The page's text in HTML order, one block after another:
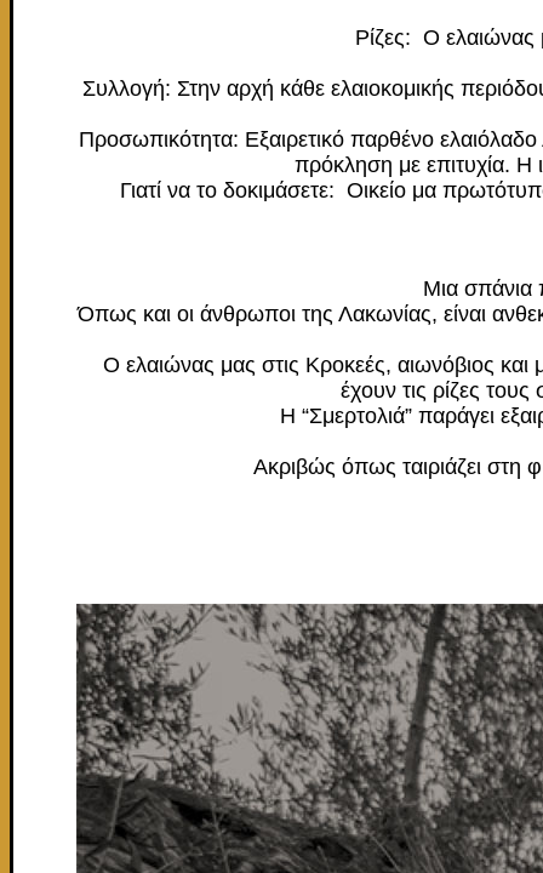
Ρίζες: Ο ελαιώνας
Συλλογή: Στην αρχή κάθε ελαιοκομικής
Προσωπικότητα: Εξαιρετικό παρθένο
πρόκληση με επιτυχία. Η
Γιατί να το δοκιμάσετε: Οικείο μα
Μια σπάνια
Όπως και οι άνθρωποι της Λακωνίας, είναι
Ο ελαιώνας μας στις Κροκεές, αιωνόβιος
έχουν τις ρίζες
Η “Σμερτολιά” παράγει
Ακριβώς όπως ταιριάζει στη